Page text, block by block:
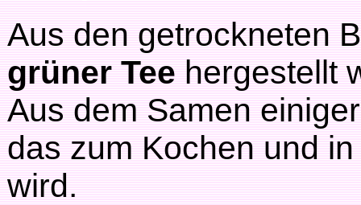
Aus den getrockneten
grüner Teehergestellt
Aus dem Samen
das zum Kochen und
wird.